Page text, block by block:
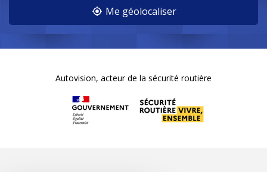
Me géolocaliser
Autovision, acteur de la sécurité routière